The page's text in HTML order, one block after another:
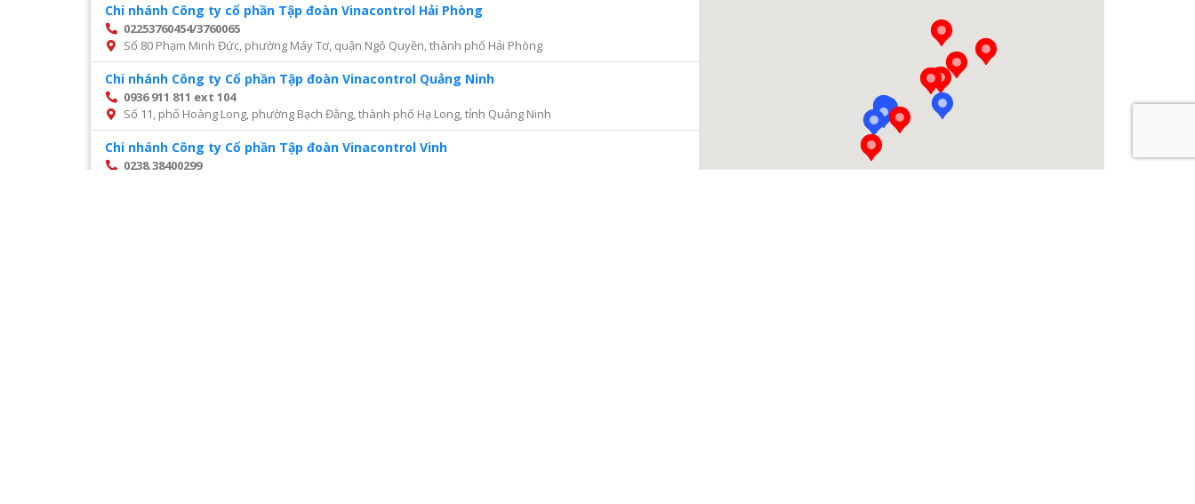
Chi nhánh Công ty cổ phần Tập đoàn Vinacontrol Hải Phòng
02253760454/3760065
Số 80 Phạm Minh Đức, phường Máy Tơ, quận Ngô Quyền, thành phố Hải Phòng
Chi nhánh Công ty Cổ phần Tập đoàn Vinacontrol Quảng Ninh
0936 911 811 ext 104
Số 11, phố Hoàng Long, phường Bạch Đằng, thành phố Hạ Long, tỉnh Quảng Ninh
Chi nhánh Công ty Cổ phần Tập đoàn Vinacontrol Vinh
0238.38400299